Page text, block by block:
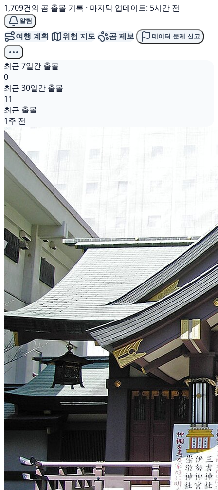
1,709건의 곰 출몰 기록 · 마지막 업데이트: 5시간 전
알림
여행 계획 위험 지도 곰 제보 데이터 문제 신고
최근 7일간 출몰
0
최근 30일간 출몰
11
최근 출몰
1주 전